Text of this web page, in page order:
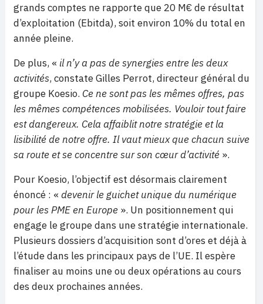
grands comptes ne rapporte que 20 M€ de résultat
d’exploitation (Ebitda), soit environ 10% du total en
année pleine.
De plus, « il n’y a pas de synergies entre les deux
activités, constate Gilles Perrot, directeur général du
groupe Koesio. Ce ne sont pas les mêmes offres, pas
les mêmes compétences mobilisées. Vouloir tout faire
est dangereux. Cela affaiblit notre stratégie et la
lisibilité de notre offre. Il vaut mieux que chacun suive
sa route et se concentre sur son cœur d’activité ».
Pour Koesio, l’objectif est désormais clairement
énoncé : « devenir le guichet unique du numérique
pour les PME en Europe ». Un positionnement qui
engage le groupe dans une stratégie internationale.
Plusieurs dossiers d’acquisition sont d’ores et déjà à
l’étude dans les principaux pays de l’UE. Il espère
finaliser au moins une ou deux opérations au cours
des deux prochaines années.